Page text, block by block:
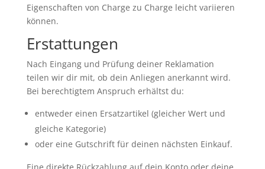
Eigenschaften von Charge zu Charge leicht variieren
können.
Erstattungen
Nach Eingang und Prüfung deiner Reklamation
teilen wir dir mit, ob dein Anliegen anerkannt wird.
Bei berechtigtem Anspruch erhältst du:
entweder einen Ersatzartikel (gleicher Wert und
gleiche Kategorie)
oder eine Gutschrift für deinen nächsten Einkauf.